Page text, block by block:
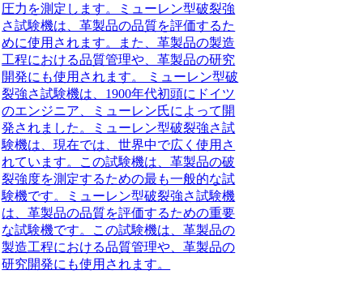
圧力を測定します。ミューレン型破裂強
さ試験機は、革製品の品質を評価するた
めに使用されます。また、革製品の製造
工程における品質管理や、革製品の研究
開発にも使用されます。 ミューレン型破
裂強さ試験機は、1900年代初頭にドイツ
のエンジニア、ミューレン氏によって開
発されました。ミューレン型破裂強さ試
験機は、現在では、世界中で広く使用さ
れています。この試験機は、革製品の破
裂強度を測定するための最も一般的な試
験機です。ミューレン型破裂強さ試験機
は、革製品の品質を評価するための重要
な試験機です。この試験機は、革製品の
製造工程における品質管理や、革製品の
研究開発にも使用されます。